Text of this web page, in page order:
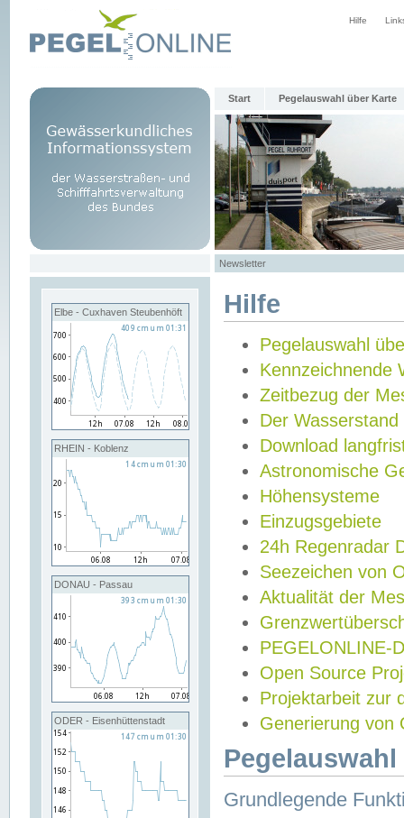
Hilfe
Start Pegelauswahl über Karte
Newsletter
Elbe - Cuxhaven Steubenhöft
RHEIN - Koblenz
DONAU - Passau
ODER - Eisenhüttenstadt
Hilfe
Pegelauswahl
Kennzeichnende
Zeitbezug der
Der Wasserstand
Download
Astronomische
Höhensysteme
Einzugsgebiete
24h Regenradar
Seezeichen von
Aktualität der
PEGELONLINE-
Open Source
Projektarbeit zur
Generierung von
Grundlegende